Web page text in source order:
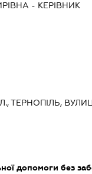
- КЕРІВНИК
ТЕРНОПІЛЬ,
допомоги без